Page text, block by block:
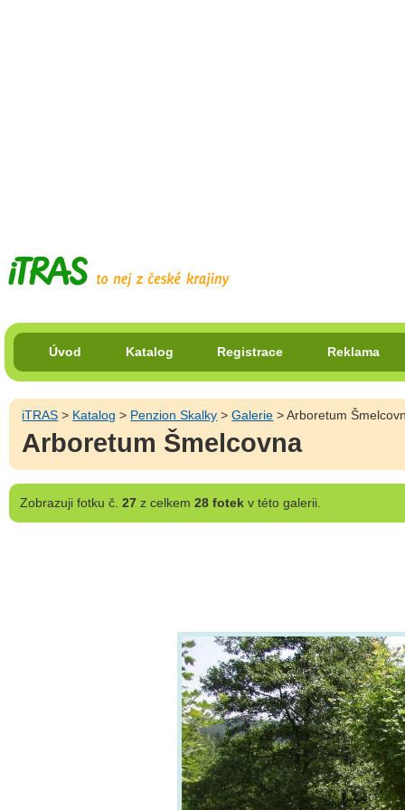
Úvod Katalog Registrace Reklama
iTRAS > Katalog > Penzion Skalky >Galerie > Arboretum
Arboretum Šmelcovna
Zobrazujifotku č. 27z celkem 28 fotekv této galerii.